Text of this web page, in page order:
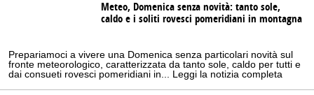
Meteo, Domenica senza novità: tanto sole,
caldo e i soliti rovesci pomeridiani in montagna
Prepariamoci a vivere una Domenica senza particolari novità sul
fronte meteorologico, caratterizzata da tanto sole, caldo per tutti e
dai consueti rovesci pomeridiani in... Leggi la notizia completa